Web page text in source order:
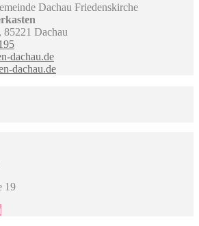
Dachau Friedenskirche
85221 Dachau
dachau.de
dachau.de
19